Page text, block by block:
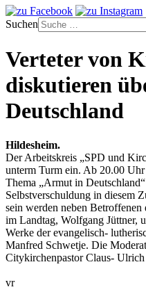
Suchen
Verteter von
diskutieren
Deutschland
Hildesheim.
Der Arbeitskreis „SPD und
unterm Turm ein. Ab 20.00
Thema „Armut in
Selbstverschuldung in diesem
sein werden neben
im Landtag, Wolfgang Jüttner,
Werke der evangelisch-
Manfred Schwetje. Die
Citykirchenpastor Claus-
vr